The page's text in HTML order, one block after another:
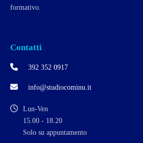
formativo.
Contatti
392 352 0917
info@studiocominu.it
Lun-Ven
15.00 - 18.20
Solo su appuntamento